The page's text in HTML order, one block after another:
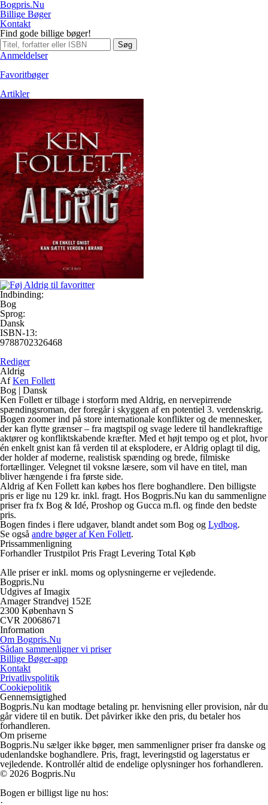
Bogpris.Nu
Billige Bøger
Kontakt
Find gode billige bøger!
Søg
Anmeldelser
Favoritbøger
Artikler
Indbinding:
Bog
Sprog:
Dansk
ISBN-13:
9788702326468
Rediger
Aldrig
AfKen Follett
Bog | Dansk
Ken Follett er tilbage i storform med Aldrig, en nervepirrende
spændingsroman, der foregår i skyggen af en potentiel 3. verdenskrig.
Bogen zoomer ind på store internationale konflikter og de mennesker,
der kan flytte grænser – fra magtspil og svage ledere til handlekraftige
aktører og konfliktskabende kræfter. Med et højt tempo og et plot, hvor
én enkelt gnist kan få verden til at eksplodere, er Aldrig oplagt til dig,
der holder af moderne, realistisk spænding og brede, filmiske
fortællinger. Velegnet til voksne læsere, som vil have en titel, man
bliver hængende i fra første side.
Aldrig af Ken Follett kan købes hos flere boghandlere. Den billigste
pris er lige nu 129 kr. inkl. fragt. Hos Bogpris.Nu kan du sammenligne
priser fra fx Bog & Idé, Proshop og Gucca m.fl. og finde den bedste
pris.
Bogen findes i flere udgaver, blandt andet som Bog og Lydbog.
Se også andre bøger af Ken Follett.
Prissammenligning
Forhandler Trustpilot Pris Fragt Levering Total Køb
Alle priser er inkl. moms og oplysningerne er vejledende.
Bogpris.Nu
Udgives af Imagix
Amager Strandvej 152E
2300 København S
CVR 20068671
Information
Om Bogpris.Nu
Sådan sammenligner vi priser
Billige Bøger-app
Kontakt
Privatlivspolitik
Cookiepolitik
Gennemsigtighed
Bogpris.Nu kan modtage betaling pr. henvisning eller provision, når du
går videre til en butik. Det påvirker ikke den pris, du betaler hos
forhandleren.
Om priserne
Bogpris.Nu sælger ikke bøger, men sammenligner priser fra danske og
udenlandske boghandlere. Pris, fragt, leveringstid og lagerstatus er
vejledende. Kontrollér altid de endelige oplysninger hos forhandleren.
© 2026 Bogpris.Nu
Bogen er billigst lige nu hos:
·